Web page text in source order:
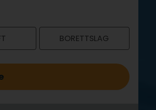
BORETTSLAG